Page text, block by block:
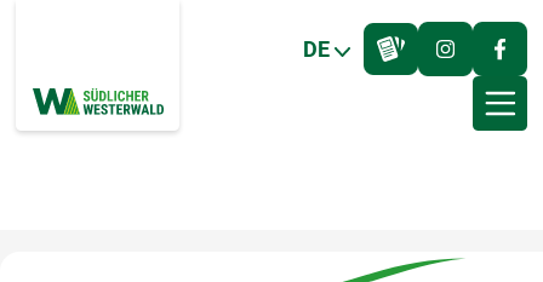
DE